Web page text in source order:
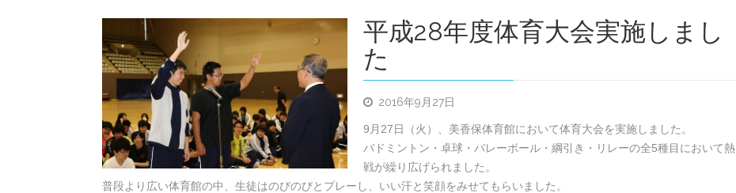
平成28年度体育大会実施しまし
た
2016年9月27日
9月27日（火）、美香保体育館において体育大会を実施しました。
バドミントン・卓球・バレーボール・綱引き・リレーの全5種目において熱
戦が繰り広げられました。
普段より広い体育館の中、生徒はのびのびとプレーし、いい汗と笑顔をみせてもらいました。